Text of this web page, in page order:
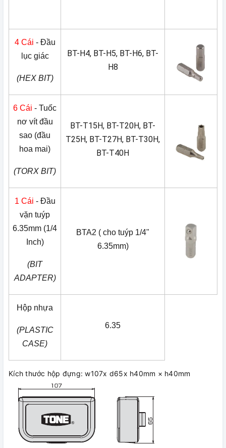
4 Cái - Đầu
lục giác
(HEX BIT)
BT-H4, BT-H5, BT-H6, BT-
H8
6 Cái - Tuốc
nơ vít đầu
sao (đầu
hoa mai)
(TORX BIT)
BT-T15H, BT-T20H, BT-
T25H, BT-T27H, BT-T30H,
BT-T40H
1 Cái - Đầu
vặn tuýp
6.35mm (1/4
Inch)
(BIT
ADAPTER)
BTA2 ( cho tuýp 1/4"
6.35mm)
Hộp nhựa
(PLASTIC
CASE)
6.35
Kích thước hộp đựng: w107x d65x h40mm × h40mm